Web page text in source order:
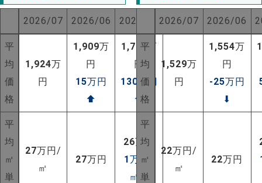
2026/07 2026/06 2025/07
平
均
価
格
1,924万
円
1,909万
円
15万円
⬆
1,794万
円
130 万円
⬆
平
均
㎡
単
27万円/
㎡
27万円
26万円
1万円/
㎡ ⬆
2026/07 2026/06
平
均
価
格
1,529万
円
1,554万
円
-25万円
⬇
平
均
㎡
単
22万円/
㎡
22万円